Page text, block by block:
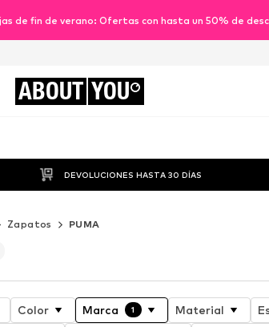
de fin de verano: Ofertas con hasta un 50% de
ABOUT YOU
DEVOLUCIONES HASTA 30 DÍAS
Zapatos PUMA
Color Marca 1 Material